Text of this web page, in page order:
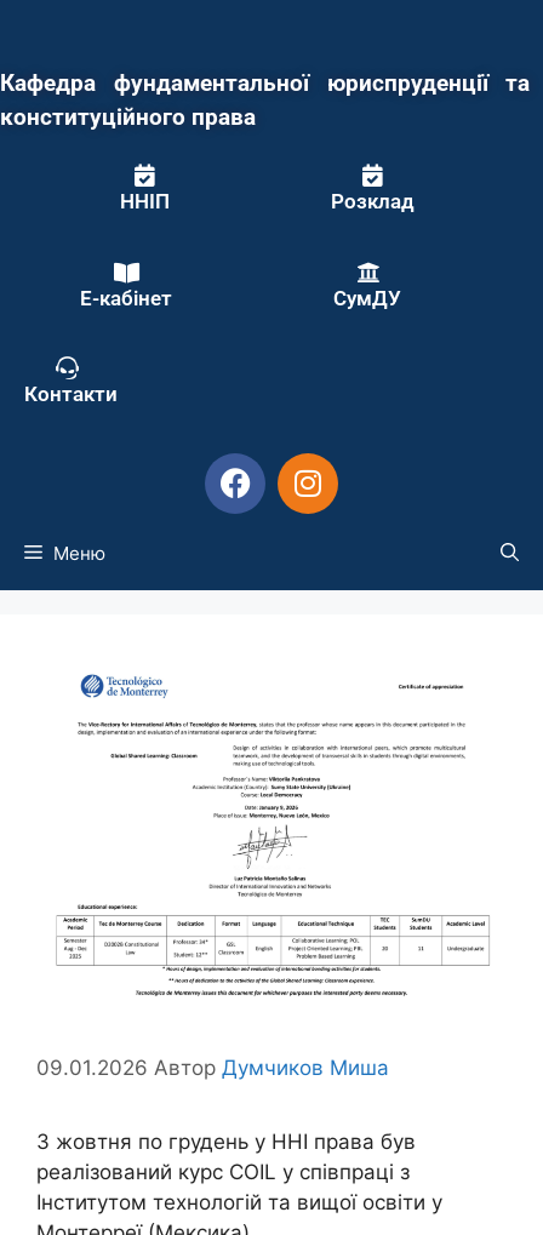
Кафедра фундаментальної юриспруденції та
конституційного права
ННІП Розклад
Е-кабінет СумДУ
Контакти
Меню
09.01.2026 Автор Думчиков Миша
З жовтня по грудень у ННІ права був
реалізований курс COIL у співпраці з
Інститутом технологій та вищої освіти у